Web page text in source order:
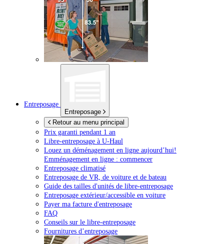
Entreposage
Entreposage
Retour au menu principal
Prix garanti pendant 1 an
Libre-entreposage à U-Haul
Louez un déménagement en ligne aujourd’hui!
Emménagement en ligne : commencer
Entreposage climatisé
Entreposage de VR, de voiture et de bateau
Guide des tailles d'unités de libre-entreposage
Entreposage extérieur/accessible en voiture
Payer ma facture d'entreposage
FAQ
Conseils sur le libre-entreposage
Fournitures d’entreposage